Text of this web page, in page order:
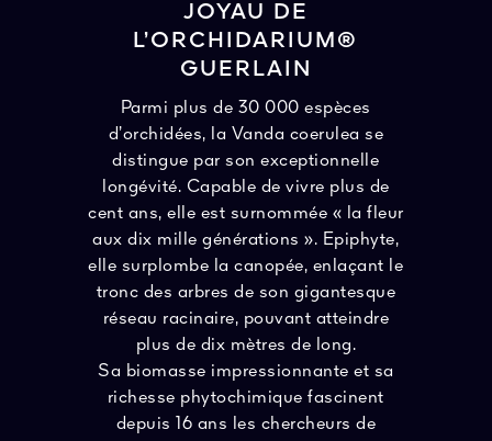
JOYAU DE
L’ORCHIDARIUM®
GUERLAIN
Parmi plus de 30 000 espèces
d’orchidées, la Vanda coerulea se
distingue par son exceptionnelle
longévité. Capable de vivre plus de
cent ans, elle est surnommée « la fleur
aux dix mille générations ». Epiphyte,
elle surplombe la canopée, enlaçant le
tronc des arbres de son gigantesque
réseau racinaire, pouvant atteindre
plus de dix mètres de long.
Sa biomasse impressionnante et sa
richesse phytochimique fascinent
depuis 16 ans les chercheurs de